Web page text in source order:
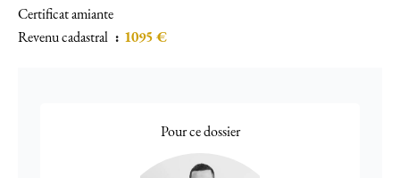
Certificat amiante
Revenu cadastral
1095 €
Pour ce dossier